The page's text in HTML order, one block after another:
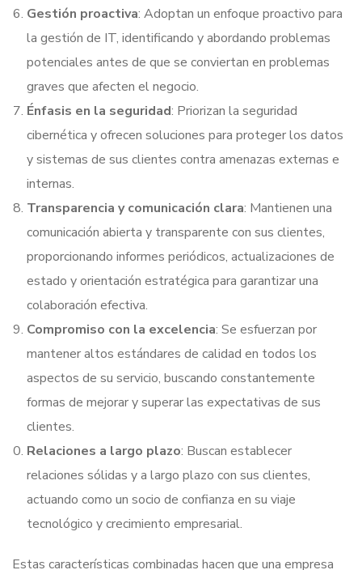
Gestión proactiva: Adoptan un enfoque proactivo para
la gestión de IT, identificando y abordando problemas
potenciales antes de que se conviertan en problemas
graves que afecten el negocio.
Énfasis en la seguridad: Priorizan la seguridad
cibernética y ofrecen soluciones para proteger los datos
y sistemas de sus clientes contra amenazas externas e
internas.
Transparencia y comunicación clara: Mantienen una
comunicación abierta y transparente con sus clientes,
proporcionando informes periódicos, actualizaciones de
estado y orientación estratégica para garantizar una
colaboración efectiva.
Compromiso con la excelencia: Se esfuerzan por
mantener altos estándares de calidad en todos los
aspectos de su servicio, buscando constantemente
formas de mejorar y superar las expectativas de sus
clientes.
Relaciones a largo plazo: Buscan establecer
relaciones sólidas y a largo plazo con sus clientes,
actuando como un socio de confianza en su viaje
tecnológico y crecimiento empresarial.
Estas características combinadas hacen que una empresa